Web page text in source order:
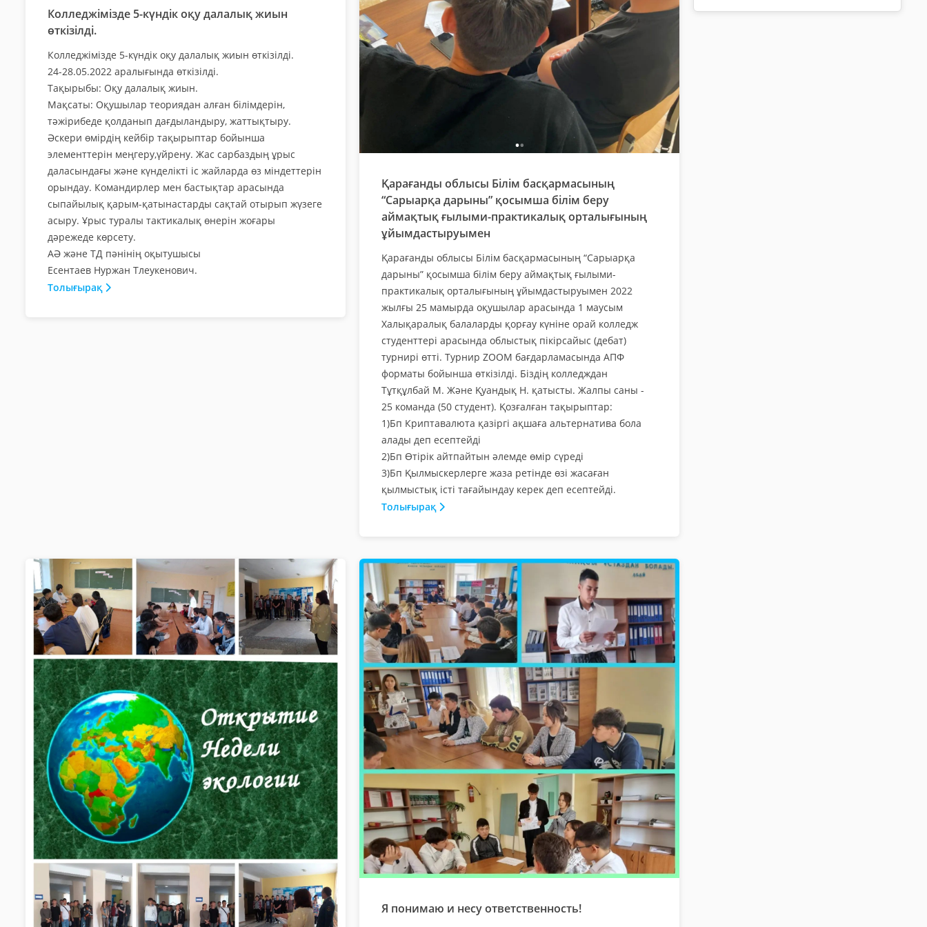
Колледжімізде 5-күндік оқу далалық жиын
өткізілді.
Колледжімізде 5-күндік оқу далалық жиын өткізілді.
24-28.05.2022 аралығында өткізілді.
Тақырыбы: Оқу далалық жиын.
Мақсаты: Оқушылар теориядан алған білімдерін,
тәжірибеде қолданып дағдыландыру, жаттықтыру.
Әскери өмірдің кейбір тақырыптар бойынша
элементтерін меңгеру,үйрену. Жас сарбаздың ұрыс
даласындағы және күнделікті іс жайларда өз міндеттерін
орындау. Командирлер мен бастықтар арасында
сыпайылық қарым-қатынастарды сақтай отырып жүзеге
асыру. Ұрыс туралы тактикалық өнерін жоғары
дәрежеде көрсету.
АӘ және ТД пәнінің оқытушысы
Есентаев Нуржан Тлеукенович.
Толығырақ
Қарағанды облысы Білім басқармасының
“Сарыарқа дарыны” қосымша білім беру
аймақтық ғылыми-практикалық орталығының
ұйымдастыруымен
Қарағанды облысы Білім басқармасының “Сарыарқа
дарыны” қосымша білім беру аймақтық ғылыми-
практикалық орталығының ұйымдастыруымен 2022
жылғы 25 мамырда оқушылар арасында 1 маусым
Халықаралық балаларды қорғау күніне орай колледж
студенттері арасында облыстық пікірсайыс (дебат)
турнирі өтті. Турнир ZOOM бағдарламасында АПФ
форматы бойынша өткізілді. Біздің колледждан
Тұтқұлбай М. Және Қуандық Н. қатысты. Жалпы саны -
25 команда (50 студент). Қозғалған тақырыптар:
1)Бп Криптавалюта қазіргі ақшаға альтернатива бола
алады деп есептейді
2)Бп Өтірік айтпайтын әлемде өмір сүреді
3)Бп Қылмыскерлерге жаза ретінде өзі жасаған
қылмыстық істі тағайындау керек деп есептейді.
Толығырақ
Я понимаю и несу ответственность!